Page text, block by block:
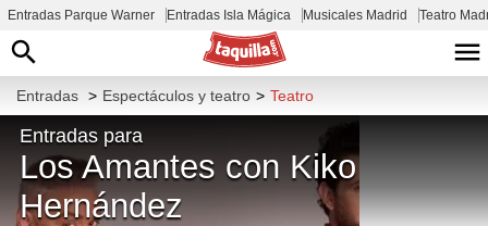
Entradas Parque Warner Entradas Isla Mágica Musicales Madrid Teatro
Entradas > Espectáculos y teatro > Teatro
Entradas para
Los Amantes con Kiko
Hernández